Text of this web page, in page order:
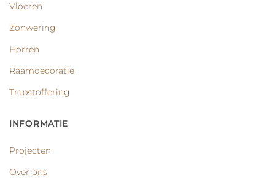
Vloeren
Zonwering
Horren
Raamdecoratie
Trapstoffering
INFORMATIE
Projecten
Over ons